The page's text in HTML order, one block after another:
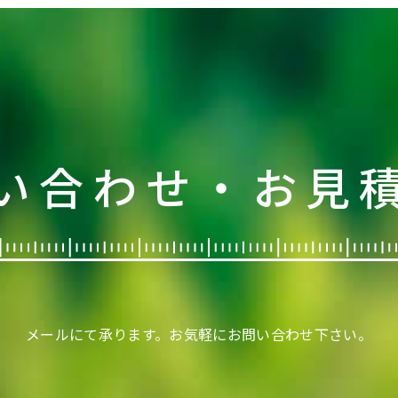
合わせ・お見
メールにて承ります。 お気軽にお問い合わせ下さい。